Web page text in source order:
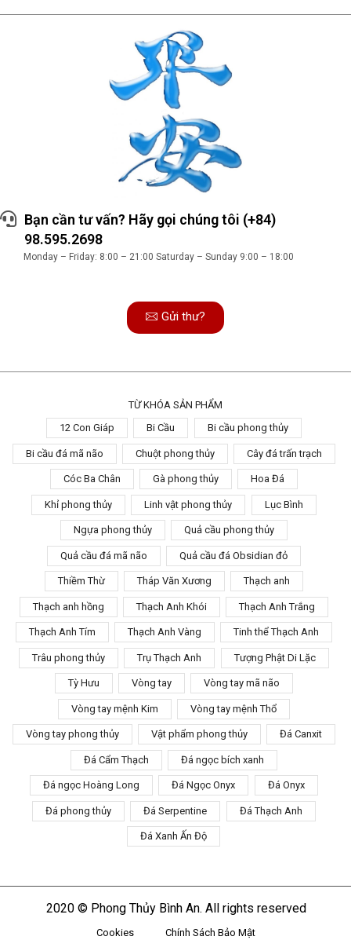
Bạn cần tư vấn? Hãy gọi chúng tôi (+84)
98.595.2698
Monday – Friday: 8:00 – 21:00 Saturday – Sunday 9:00 – 18:00
Gửi thư?
TỪ KHÓA SẢN PHẨM
12 Con Giáp
Bi Cầu Bi cầu phong thủy
Bi cầu đá mã não Chuột phong thủy Cây đá trấn trạch
Cóc Ba Chân Gà phong thủy Hoa Đá
Khỉ phong thủy Linh vật phong thủy Lục Bình
Ngựa phong thủy Quả cầu phong thủy
Quả cầu đá mã não Quả cầu đá Obsidian đỏ
Thiềm Thừ Tháp Văn Xương Thạch anh
Thạch anh hồng Thạch Anh Khói Thạch Anh Trắng
Thạch Anh Tím Thạch Anh Vàng Tinh thể Thạch Anh
Trâu phong thủy Trụ Thạch Anh Tượng Phật Di Lặc
Tỳ Hưu Vòng tay Vòng tay mã não
Vòng tay mệnh Kim Vòng tay mệnh Thổ
Vòng tay phong thủy Vật phẩm phong thủy Đá Canxit
Đá Cẩm Thạch Đá ngọc bích xanh
Đá ngọc Hoàng Long Đá Ngọc Onyx Đá Onyx
Đá phong thủy Đá Serpentine Đá Thạch Anh
Đá Xanh Ấn Độ
2020 © Phong Thủy Bình An. All rights reserved
Cookies Chính Sách Bảo Mật